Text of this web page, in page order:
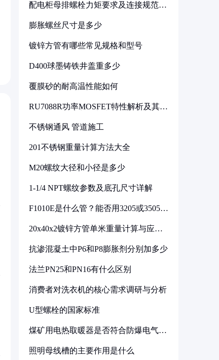
配电柜母排螺栓力矩要求及连接规范详
膨胀螺丝尺寸是多少
镀锌方管有哪些常见规格和型号
D400球墨铸铁井盖重多少
覆膜砂的耐高温性能如何
RU7088R功率MOSFET特性解析及其在
不锈钢通风 管道施工
201不锈钢重量计算方法大全
M20螺纹大径和小径是多少
1-1/4 NPT螺纹参数及底孔尺寸详解
F1010E是什么管？能否用3205或3505代
20x40x2镀锌方管单米重量计算与应用
抗渗混凝土中P6和P8膨胀剂分别加多少
法兰PN25和PN16有什么区别
消费者对洗衣机的核心需求调研与分析
U型螺栓的国家标准
煤矿用电热取暖器是否符合防爆电气设
照明母线槽的主要作用是什么